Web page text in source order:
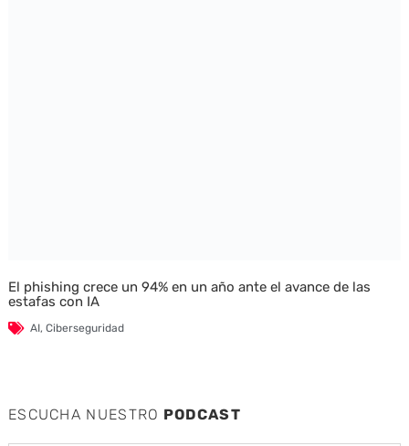
El phishing crece un 94% en un año ante el avance de las
estafas con IA
AI, Ciberseguridad
ESCUCHA NUESTRO PODCAST